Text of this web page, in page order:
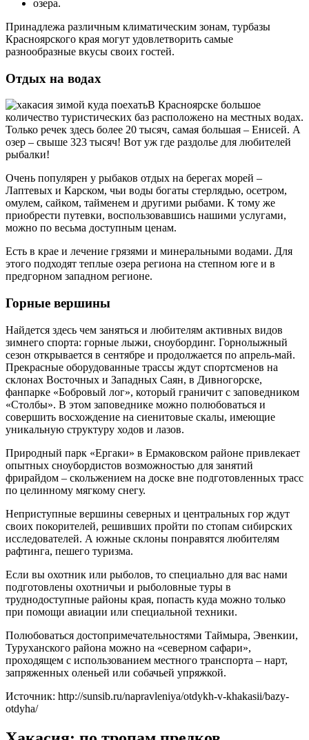
озера.
Принадлежа различным климатическим зонам, турбазы
Красноярского края могут удовлетворить самые
разнообразные вкусы своих гостей.
Отдых на водах
В Красноярске большое
количество туристических баз расположено на местных водах.
Только речек здесь более 20 тысяч, самая большая – Енисей. А
озер – свыше 323 тысяч! Вот уж где раздолье для любителей
рыбалки!
Очень популярен у рыбаков отдых на берегах морей –
Лаптевых и Карском, чьи воды богаты стерлядью, осетром,
омулем, сайком, тайменем и другими рыбами. К тому же
приобрести путевки, воспользовавшись нашими услугами,
можно по весьма доступным ценам.
Есть в крае и лечение грязями и минеральными водами. Для
этого подходят теплые озера региона на степном юге и в
предгорном западном регионе.
Горные вершины
Найдется здесь чем заняться и любителям активных видов
зимнего спорта: горные лыжи, сноубординг. Горнолыжный
сезон открывается в сентябре и продолжается по апрель-май.
Прекрасные оборудованные трассы ждут спортсменов на
склонах Восточных и Западных Саян, в Дивногорске,
фанпарке «Бобровый лог», который граничит с заповедником
«Столбы». В этом заповеднике можно полюбоваться и
совершить восхождение на сиенитовые скалы, имеющие
уникальную структуру ходов и лазов.
Природный парк «Ергаки» в Ермаковском районе привлекает
опытных сноубордистов возможностью для занятий
фрирайдом – скольжением на доске вне подготовленных трасс
по целинному мягкому снегу.
Неприступные вершины северных и центральных гор ждут
своих покорителей, решивших пройти по стопам сибирских
исследователей. А южные склоны понравятся любителям
рафтинга, пешего туризма.
Если вы охотник или рыболов, то специально для вас нами
подготовлены охотничьи и рыболовные туры в
труднодоступные районы края, попасть куда можно только
при помощи авиации или специальной техники.
Полюбоваться достопримечательностями Таймыра, Эвенкии,
Туруханского района можно на «северном сафари»,
проходящем с использованием местного транспорта – нарт,
запряженных оленьей или собачьей упряжкой.
Источник: http://sunsib.ru/napravleniya/otdykh-v-khakasii/bazy-
otdyha/